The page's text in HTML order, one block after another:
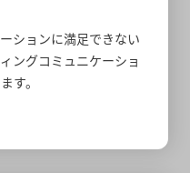
ションに満足できない
ングコミュニケーショ
す。